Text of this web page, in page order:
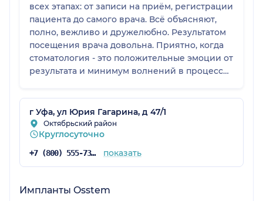
всех этапах: от записи на приём, регистрации
пациента до самого врача. Всё объясняют,
полно, вежливо и дружелюбно. Результатом
посещения врача довольна. Приятно, когда
стоматология - это положительные эмоции от
результата и минимум волнений в процессе.
очень понравилось!
г Уфа, ул Юрия Гагарина, д 47/1
Октябрьский район
Круглосуточно
+7 (800) 555-73-67 показать
Импланты Osstem